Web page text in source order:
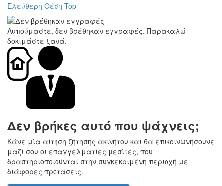
Ελεύθερη Θέση Top
Λυπούμαστε, δεν βρέθηκαν εγγραφές. Παρακαλώ
δοκιμάστε ξανά.
Δεν βρήκες αυτό που ψάχνεις;
Κάνε μία αίτηση ζήτησης ακινήτου και θα επικοινωνήσουνε
μαζί σου οι επαγγελματίες μεσίτες, που
δραστηριοποιούνται στην συγκεκριμένη περιοχή με
διάφορες προτάσεις.